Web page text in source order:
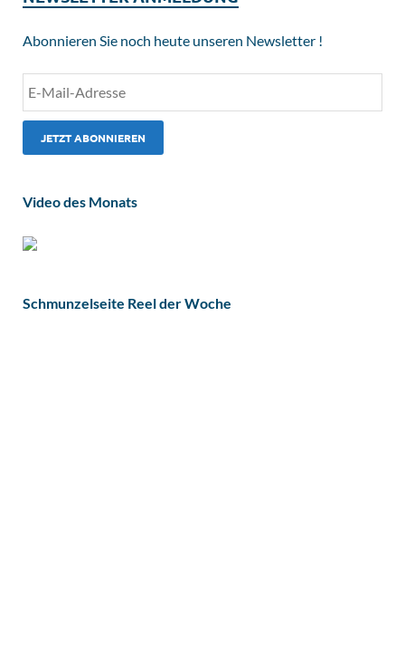
Abonnieren Sie noch heute unseren Newsletter !
Video des Monats
Schmunzelseite Reel der Woche